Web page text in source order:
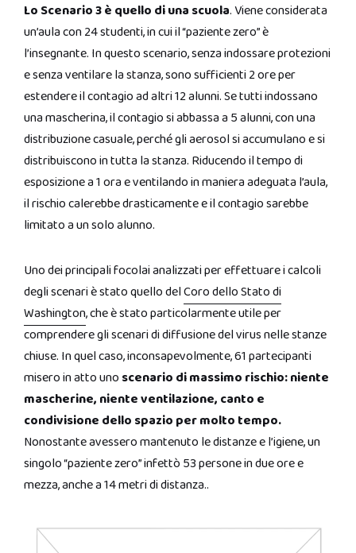
Lo Scenario 3 è quello di una scuola. Viene considerata
un’aula con 24 studenti, in cui il “paziente zero” è
l’insegnante. In questo scenario, senza indossare protezioni
e senza ventilare la stanza, sono sufficienti 2 ore per
estendere il contagio ad altri 12 alunni. Se tutti indossano
una mascherina, il contagio si abbassa a 5 alunni, con una
distribuzione casuale, perché gli aerosol si accumulano e si
distribuiscono in tutta la stanza. Riducendo il tempo di
esposizione a 1 ora e ventilando in maniera adeguata l’aula,
il rischio calerebbe drasticamente e il contagio sarebbe
limitato a un solo alunno.
Uno dei principali focolai analizzati per effettuare i calcoli
degli scenari è stato quello delCoro dello Stato di
Washington, che è stato particolarmente utile per
comprendere gli scenari di diffusione del virus nelle stanze
chiuse. In quel caso, inconsapevolmente, 61 partecipanti
misero in atto uno scenario di massimo rischio: niente
mascherine, niente ventilazione, canto e
condivisione dello spazio per molto tempo.
Nonostante avessero mantenuto le distanze e l’igiene, un
singolo “paziente zero” infettò 53 persone in due ore e
mezza, anche a 14 metri di distanza..